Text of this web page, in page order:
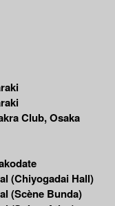
Club, Osaka
(Chiyogadai Hall)
(Scène Bunda)